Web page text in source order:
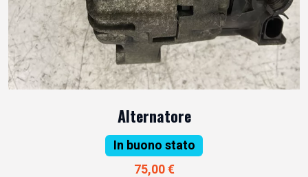
Alternatore
In buono stato
75,00 €